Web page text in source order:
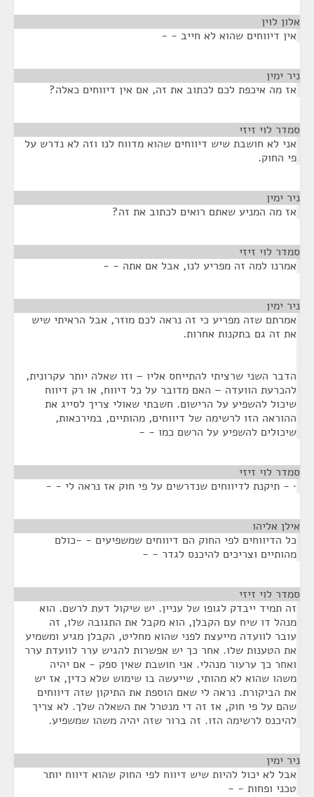
אלון לוין
אין דיווחים שהוא לא חייב - -
ניר ימין
אז מה איכפת לכם לכתוב את זה, אם אין דיווחים כאלה?
סמדר לוי זיזי
אני לא חושבת שיש דיווחים שהוא מדווח לנו וזה לא נדרש על
פי החוק.
ניר ימין
אז מה המניע שאתם רואים לכתוב את זה?
סמדר לוי זיזי
אמרנו למה זה מפריע לנו, אבל אם אתה - -
ניר ימין
אמרתם שזה מפריע כי זה נראה לכם מוזר, אבל הראיתי שיש
את זה גם בתקנות אחרות.
הדבר השני שרציתי להתייחס אליו – וזו שאלה יותר עקרונית,
להכרעת הוועדה – האם מדובר על כל דיווח, או רק דיווח
שיכול להשפיע על הרישום. חשבתי שאולי צריך לסייג את
ההוראה הזו לרשימה של דיווחים, מהותיים, במירכאות,
שיכולים להשפיע על הרשם כמו - -
סמדר לוי זיזי
· - תיקנת לדיווחים שנדרשים על פי חוק אז נראה לי - -
אילן אליהו
כל הדיווחים לפי החוק הם דיווחים שמשפיעים - -כולם
מהותיים וצריכים להיכנס לגדר - -
סמדר לוי זיזי
זה תמיד ייבדק לגופו של עניין. יש שיקול דעת לרשם. הוא
מנהל דו שיח עם הקבלן, הוא מקבל את התגובה שלו, זה
עובר לוועדה מייעצת לפני שהוא מחליט, הקבלן מגיע ומשמיע
את הטענות שלו. אחר כך יש אפשרות להגיש ערר לוועדת ערר
ואחר כך ערעור מנהלי. אני חושבת שאין ספק - אם יהיה
משהו שהוא לא מהותי, שייעשה בו שימוש שלא כדין, אז יש
את הביקורת. נראה לי שאם הוספת את התיקון שזה דיווחים
שהם על פי חוק, אז זה די מנטרל את השאלה שלך. לא צריך
להיכנס לרשימה הזו. זה ברור שזה יהיה משהו שמשפיע.
ניר ימין
אבל לא יכול להיות שיש דיווח לפי החוק שהוא דיווח יותר
טכני ופחות - -